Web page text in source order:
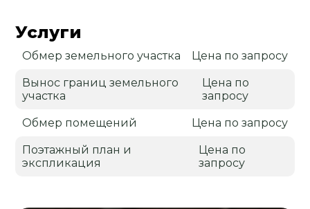
Услуги
Обмер земельного участка Цена по запросу
Вынос границ земельного
участка
Цена по
запросу
Обмер помещений Цена по запросу
Поэтажный план и
экспликация
Цена по
запросу